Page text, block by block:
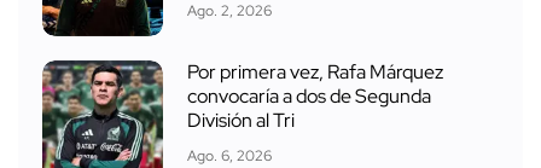
Ago. 2, 2026
Por primera vez, Rafa Márquez
convocaría a dos de Segunda
División al Tri
Ago. 6, 2026